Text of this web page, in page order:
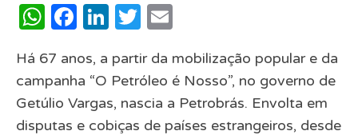
WhatsApp
Facebook
LinkedIn
Twitter
Há 67 anos, a partir da mobilização popular e da
campanha “O Petróleo é Nosso”, no governo de
Getúlio Vargas, nascia a Petrobrás. Envolta em
disputas e cobiças de países estrangeiros, desde